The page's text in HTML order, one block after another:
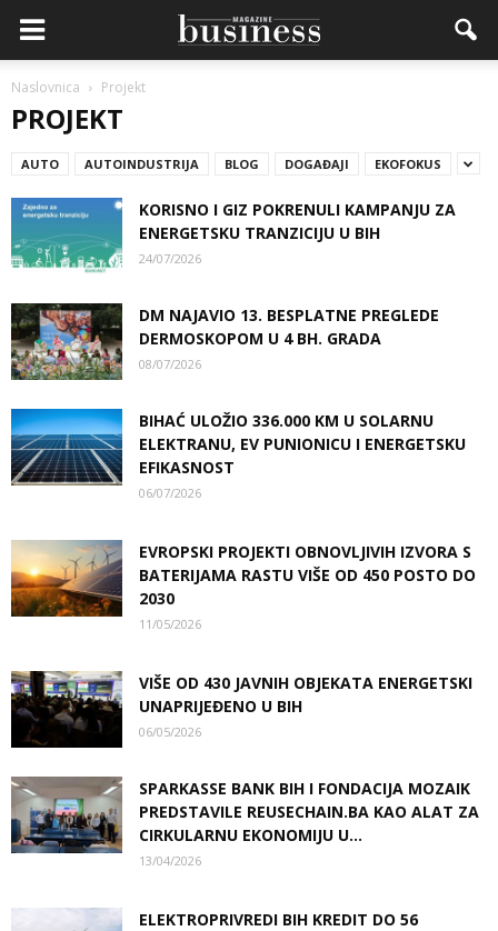
Naslovnica Projekt
PROJEKT
AUTO AUTOINDUSTRIJA BLOG DOGAĐAJI EKOFOKUS
KORISNO I GIZ POKRENULI KAMPANJU ZA
ENERGETSKU TRANZICIJU U BIH
24/07/2026
DM NAJAVIO 13. BESPLATNE PREGLEDE
DERMOSKOPOM U 4 BH. GRADA
08/07/2026
BIHAĆ ULOŽIO 336.000 KM U SOLARNU
ELEKTRANU, EV PUNIONICU I ENERGETSKU
EFIKASNOST
06/07/2026
EVROPSKI PROJEKTI OBNOVLJIVIH IZVORA S
BATERIJAMA RASTU VIŠE OD 450 POSTO DO
2030
11/05/2026
VIŠE OD 430 JAVNIH OBJEKATA ENERGETSKI
UNAPRIJEĐENO U BIH
06/05/2026
SPARKASSE BANK BIH I FONDACIJA MOZAIK
PREDSTAVILE REUSECHAIN.BA KAO ALAT ZA
CIRKULARNU EKONOMIJU U...
13/04/2026
ELEKTROPRIVREDI BIH KREDIT DO 56